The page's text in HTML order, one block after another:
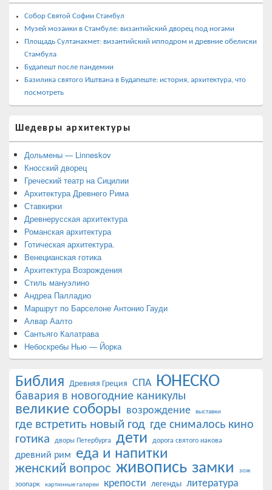
Собор Святой Софии Стамбул
Музей мозаики в Стамбуле: византийский дворец под ногами
Площадь Султанахмет: византийский ипподром и древние обелиски
Стамбула
Будапешт после пандемии
Базилика святого Иштвана в Будапеште: история, архитектура, что
посмотреть
Шедевры архитектуры
Дольмены — Linneskov
Кносский дворец
Греческий театр на Сицилии
Архитектура Древнего Рима
Ставкирки
Древнерусская архитектура
Романская архитектура
Готическая архитектура.
Венецианская готика
Архитектура Возрождения
Стиль мануэлино
Андреа Палладио
Маршрут по Барселоне Антонио Гауди
Алвар Аалто
Сантьяго Калатрава
Небоскребы Нью — Йорка
Библия Древняя Греция СПА ЮНЕСКО
бавария в новогодние каникулы
великие соборы возрождение выставки
где встретить новый год где снималось кино
готика дворы Петербурга дети дорога святого иакова
древний рим еда и напитки
женский вопрос живопись замки зож
зоопарк картинные галереи крепости легенды литература